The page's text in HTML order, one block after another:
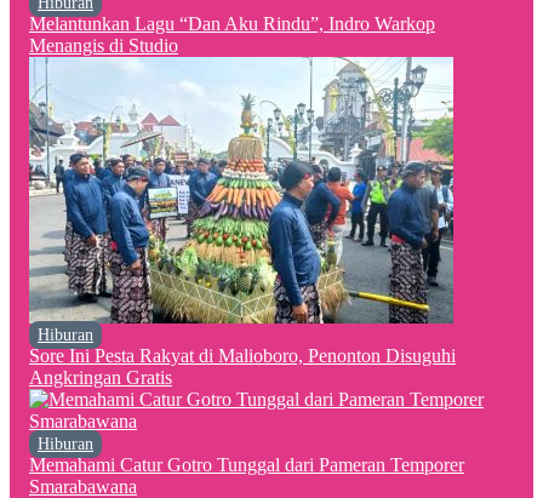
Melantunkan Lagu “Dan Aku Rindu”, Indro Warkop
Menangis di Studio
Hiburan
Sore Ini Pesta Rakyat di Malioboro, Penonton Disuguhi
Angkringan Gratis
Hiburan
Memahami Catur Gotro Tunggal dari Pameran Temporer
Smarabawana